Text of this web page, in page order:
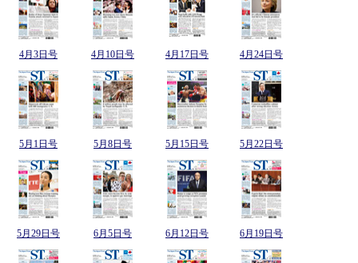
4月3日号 4月10日号 4月17日号 4月24日号
5月1日号 5月8日号 5月15日号 5月22日号
5月29日号 6月5日号 6月12日号 6月19日号